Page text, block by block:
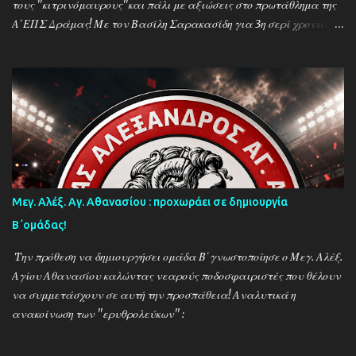
τους ''κιτρινόμαυρους''και πάλι με αξιώσεις στο πρωτάθλημα της
Α΄ΕΠΣ Δράμας! Με τον Βασίλη Σαρακασίδη για 3η σερί χρονιά
δυναμική των ''κιτρινόμαυρων''! Παρακάτω δείτε φωτοστιγμές
απο τις προπονήσεις της δραμινής ομάδας μέσα απο τον φακό της
''Ο'' που βρέθηκε στο γήπεδο του Καλαμπακίου ενώ δηλώσεις
κάνουν οι κ.κ. Σαρακασίδης Βασίλης (προπονητής) , Βαβλιάκης
Χρόνης (τεχνικός διευθυντής) και οι ποδοσφαιριστές Μάριος
Βουτσινάς και Ηλίας Σταμπουλής!
Μεγ. Αλέξ. Αγ. Αθανασίου : προχωράει σε δημιουργία
Β΄ομάδας!
Tην πρόθεση να δημιουργήσει ομάδα Β΄γνωστοποίησε ο Μεγ. Αλέξ.
Αγίου Αθανασίου καλώντας νεαρούς ποδοσφαιριστές που θέλουν
να συμμετάσχουν σε αυτή την προσπάθεια! Αναλυτικά η
ανακοίνωση των ''ερυθρολεύκων'' :